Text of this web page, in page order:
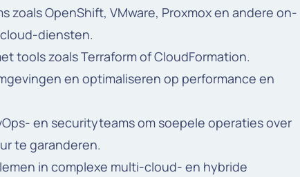
zoals OpenShift, VMware, Proxmox en andere on-
diensten.
tools zoals Terraform of CloudFormation.
en optimaliseren op performance en
en securityteams om soepele operaties over
te garanderen.
in complexe multi-cloud- en hybride